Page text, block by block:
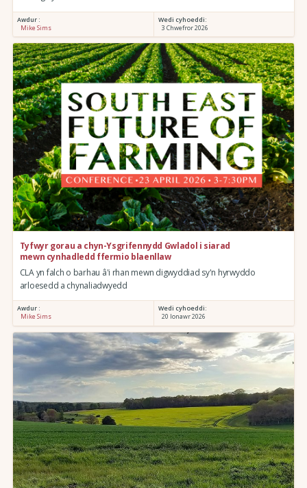
Awdur :
Mike Sims
Wedi cyhoeddi:
3 Chwefror 2026
Tyfwyr gorau a chyn-Ysgrifennydd Gwladol i siarad
mewn cynhadledd ffermio blaenllaw
CLA yn falch o barhau â'i rhan mewn digwyddiad sy'n hyrwyddo
arloesedd a chynaliadwyedd
Awdur :
Mike Sims
Wedi cyhoeddi:
20 Ionawr 2026